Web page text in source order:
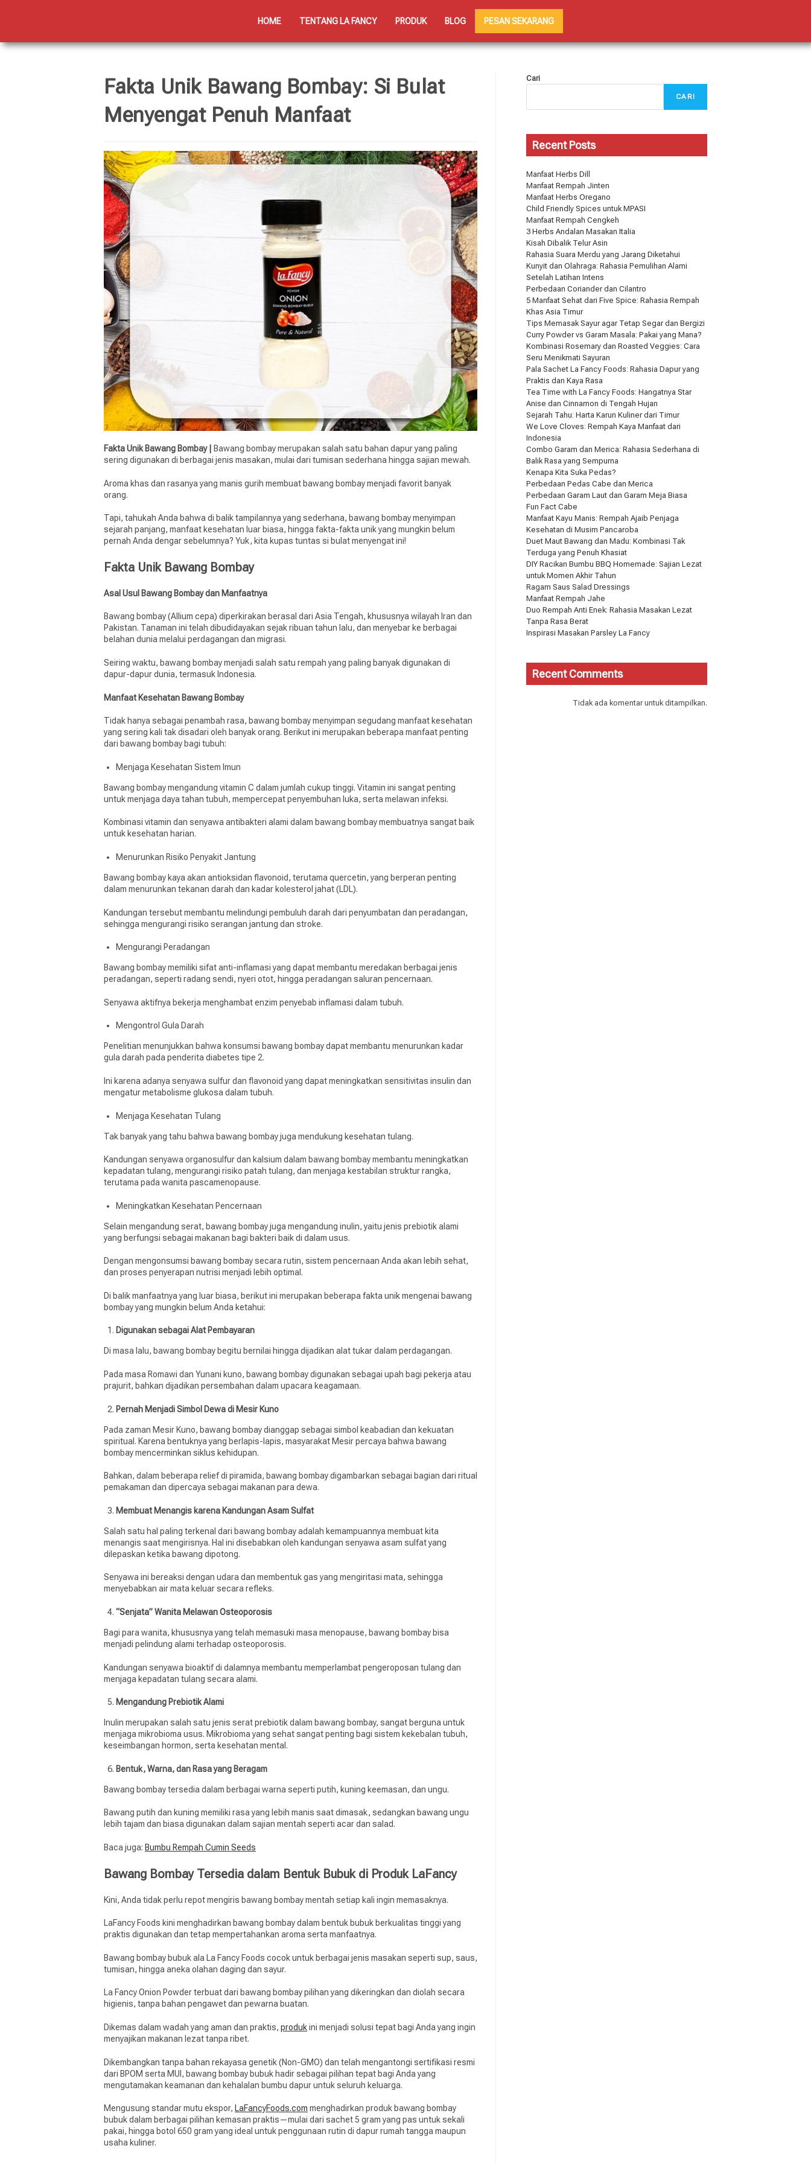
HOME TENTANG LA FANCY PRODUK BLOG PESAN SEKARANG
Fakta Unik Bawang Bombay: Si Bulat
Menyengat Penuh Manfaat
Fakta Unik Bawang Bombay |
Bawang bombay merupakan salah satu bahan dapur yang paling
sering digunakan di berbagai jenis masakan, mulai dari tumisan sederhana hingga sajian mewah.
Aroma khas dan rasanya yang manis gurih membuat bawang bombay menjadi favorit banyak
orang.
Tapi, tahukah Anda bahwa di balik tampilannya yang sederhana, bawang bombay menyimpan
sejarah panjang, manfaat kesehatan luar biasa, hingga fakta-fakta unik yang mungkin belum
pernah Anda dengar sebelumnya? Yuk, kita kupas tuntas si bulat menyengat ini!
Fakta Unik Bawang Bombay
Asal Usul Bawang Bombay dan Manfaatnya
Bawang bombay (Allium cepa) diperkirakan berasal dari Asia Tengah, khususnya wilayah Iran dan
Pakistan. Tanaman ini telah dibudidayakan sejak ribuan tahun lalu, dan menyebar ke berbagai
belahan dunia melalui perdagangan dan migrasi.
Seiring waktu, bawang bombay menjadi salah satu rempah yang paling banyak digunakan di
dapur-dapur dunia, termasuk Indonesia.
Manfaat Kesehatan Bawang Bombay
Tidak hanya sebagai penambah rasa, bawang bombay menyimpan segudang manfaat kesehatan
yang sering kali tak disadari oleh banyak orang. Berikut ini merupakan beberapa manfaat penting
dari bawang bombay bagi tubuh:
Menjaga Kesehatan Sistem Imun
Bawang bombay mengandung vitamin C dalam jumlah cukup tinggi. Vitamin ini sangat penting
untuk menjaga daya tahan tubuh, mempercepat penyembuhan luka, serta melawan infeksi.
Kombinasi vitamin dan senyawa antibakteri alami dalam bawang bombay membuatnya sangat baik
untuk kesehatan harian.
Menurunkan Risiko Penyakit Jantung
Bawang bombay kaya akan antioksidan flavonoid, terutama quercetin, yang berperan penting
dalam menurunkan tekanan darah dan kadar kolesterol jahat (LDL).
Kandungan tersebut membantu melindungi pembuluh darah dari penyumbatan dan peradangan,
sehingga mengurangi risiko serangan jantung dan stroke.
Mengurangi Peradangan
Bawang bombay memiliki sifat anti-inflamasi yang dapat membantu meredakan berbagai jenis
peradangan, seperti radang sendi, nyeri otot, hingga peradangan saluran pencernaan.
Senyawa aktifnya bekerja menghambat enzim penyebab inflamasi dalam tubuh.
Mengontrol Gula Darah
Penelitian menunjukkan bahwa konsumsi bawang bombay dapat membantu menurunkan kadar
gula darah pada penderita diabetes tipe 2.
Ini karena adanya senyawa sulfur dan flavonoid yang dapat meningkatkan sensitivitas insulin dan
mengatur metabolisme glukosa dalam tubuh.
Menjaga Kesehatan Tulang
Tak banyak yang tahu bahwa bawang bombay juga mendukung kesehatan tulang.
Kandungan senyawa organosulfur dan kalsium dalam bawang bombay membantu meningkatkan
kepadatan tulang, mengurangi risiko patah tulang, dan menjaga kestabilan struktur rangka,
terutama pada wanita pascamenopause.
Meningkatkan Kesehatan Pencernaan
Selain mengandung serat, bawang bombay juga mengandung inulin, yaitu jenis prebiotik alami
yang berfungsi sebagai makanan bagi bakteri baik di dalam usus.
Dengan mengonsumsi bawang bombay secara rutin, sistem pencernaan Anda akan lebih sehat,
dan proses penyerapan nutrisi menjadi lebih optimal.
Di balik manfaatnya yang luar biasa, berikut ini merupakan beberapa fakta unik mengenai bawang
bombay yang mungkin belum Anda ketahui:
Digunakan sebagai Alat Pembayaran
Di masa lalu, bawang bombay begitu bernilai hingga dijadikan alat tukar dalam perdagangan.
Pada masa Romawi dan Yunani kuno, bawang bombay digunakan sebagai upah bagi pekerja atau
prajurit, bahkan dijadikan persembahan dalam upacara keagamaan.
Pernah Menjadi Simbol Dewa di Mesir Kuno
Pada zaman Mesir Kuno, bawang bombay dianggap sebagai simbol keabadian dan kekuatan
spiritual. Karena bentuknya yang berlapis-lapis, masyarakat Mesir percaya bahwa bawang
bombay mencerminkan siklus kehidupan.
Bahkan, dalam beberapa relief di piramida, bawang bombay digambarkan sebagai bagian dari ritual
pemakaman dan dipercaya sebagai makanan para dewa.
Membuat Menangis karena Kandungan Asam Sulfat
Salah satu hal paling terkenal dari bawang bombay adalah kemampuannya membuat kita
menangis saat mengirisnya. Hal ini disebabkan oleh kandungan senyawa asam sulfat yang
dilepaskan ketika bawang dipotong.
Senyawa ini bereaksi dengan udara dan membentuk gas yang mengiritasi mata, sehingga
menyebabkan air mata keluar secara refleks.
“Senjata” Wanita Melawan Osteoporosis
Bagi para wanita, khususnya yang telah memasuki masa menopause, bawang bombay bisa
menjadi pelindung alami terhadap osteoporosis.
Kandungan senyawa bioaktif di dalamnya membantu memperlambat pengeroposan tulang dan
menjaga kepadatan tulang secara alami.
Mengandung Prebiotik Alami
Inulin merupakan salah satu jenis serat prebiotik dalam bawang bombay, sangat berguna untuk
menjaga mikrobioma usus. Mikrobioma yang sehat sangat penting bagi sistem kekebalan tubuh,
keseimbangan hormon, serta kesehatan mental.
Bentuk, Warna, dan Rasa yang Beragam
Bawang bombay tersedia dalam berbagai warna seperti putih, kuning keemasan, dan ungu.
Bawang putih dan kuning memiliki rasa yang lebih manis saat dimasak, sedangkan bawang ungu
lebih tajam dan biasa digunakan dalam sajian mentah seperti acar dan salad.
Baca juga: Bumbu Rempah Cumin Seeds
Bawang Bombay Tersedia dalam Bentuk Bubuk di Produk LaFancy
Kini, Anda tidak perlu repot mengiris bawang bombay mentah setiap kali ingin memasaknya.
LaFancy Foods kini menghadirkan bawang bombay dalam bentuk bubuk berkualitas tinggi yang
praktis digunakan dan tetap mempertahankan aroma serta manfaatnya.
Bawang bombay bubuk ala La Fancy Foods cocok untuk berbagai jenis masakan seperti sup, saus,
tumisan, hingga aneka olahan daging dan sayur.
La Fancy Onion Powder terbuat dari bawang bombay pilihan yang dikeringkan dan diolah secara
higienis, tanpa bahan pengawet dan pewarna buatan.
Dikemas dalam wadah yang aman dan praktis, produkini menjadi solusi tepat bagi Anda yang ingin
menyajikan makanan lezat tanpa ribet.
Dikembangkan tanpa bahan rekayasa genetik (Non-GMO) dan telah mengantongi sertifikasi resmi
dari BPOM serta MUI, bawang bombay bubuk hadir sebagai pilihan tepat bagi Anda yang
mengutamakan keamanan dan kehalalan bumbu dapur untuk seluruh keluarga.
Mengusung standar mutu ekspor, LaFancyFoods.com menghadirkan produk bawang bombay
bubuk dalam berbagai pilihan kemasan praktis—mulai dari sachet 5 gram yang pas untuk sekali
pakai, hingga botol 650 gram yang ideal untuk penggunaan rutin di dapur rumah tangga maupun
usaha kuliner.
Cari
CARI
Recent Posts
Manfaat Herbs Dill
Manfaat Rempah Jinten
Manfaat Herbs Oregano
Child Friendly Spices untuk MPASI
Manfaat Rempah Cengkeh
3 Herbs Andalan Masakan Italia
Kisah Dibalik Telur Asin
Rahasia Suara Merdu yang Jarang Diketahui
Kunyit dan Olahraga: Rahasia Pemulihan Alami
Setelah Latihan Intens
Perbedaan Coriander dan Cilantro
5 Manfaat Sehat dari Five Spice: Rahasia Rempah
Khas Asia Timur
Tips Memasak Sayur agar Tetap Segar dan Bergizi
Curry Powder vs Garam Masala: Pakai yang Mana?
Kombinasi Rosemary dan Roasted Veggies: Cara
Seru Menikmati Sayuran
Pala Sachet La Fancy Foods: Rahasia Dapur yang
Praktis dan Kaya Rasa
Tea Time with La Fancy Foods: Hangatnya Star
Anise dan Cinnamon di Tengah Hujan
Sejarah Tahu: Harta Karun Kuliner dari Timur
We Love Cloves: Rempah Kaya Manfaat dari
Indonesia
Combo Garam dan Merica: Rahasia Sederhana di
Balik Rasa yang Sempurna
Kenapa Kita Suka Pedas?
Perbedaan Pedas Cabe dan Merica
Perbedaan Garam Laut dan Garam Meja Biasa
Fun Fact Cabe
Manfaat Kayu Manis: Rempah Ajaib Penjaga
Kesehatan di Musim Pancaroba
Duet Maut Bawang dan Madu: Kombinasi Tak
Terduga yang Penuh Khasiat
DIY Racikan Bumbu BBQ Homemade: Sajian Lezat
untuk Momen Akhir Tahun
Ragam Saus Salad Dressings
Manfaat Rempah Jahe
Duo Rempah Anti Enek: Rahasia Masakan Lezat
Tanpa Rasa Berat
Inspirasi Masakan Parsley La Fancy
Recent Comments
Tidak ada komentar untuk ditampilkan.